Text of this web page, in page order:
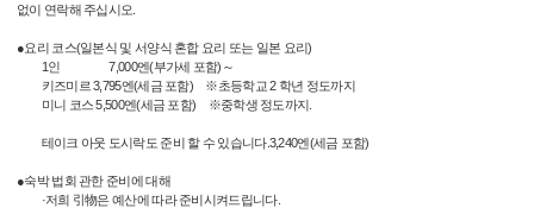
없이 연락해 주십시오.
●요리 코스(일본식 및 서양식 혼합 요리 또는 일본 요리)
1인 7,000엔(부가세 포함)～
키즈미르 3,795엔(세금 포함) ※초등학교 2 학년 정도까지
미니 코스 5,500엔(세금 포함) ※중학생 정도까지.
테이크 아웃 도시락도 준비 할 수 있습니다.3,240엔(세금 포함)
●숙박 법회 관한 준비에 대해
·저희 引物은 예산에 따라 준비시켜드립니다.